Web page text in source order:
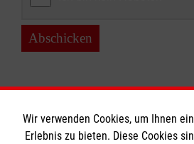
Abschicken
Wir verwenden Cookies, um Ihnen
Erlebnis zu bieten. Diese Cookies